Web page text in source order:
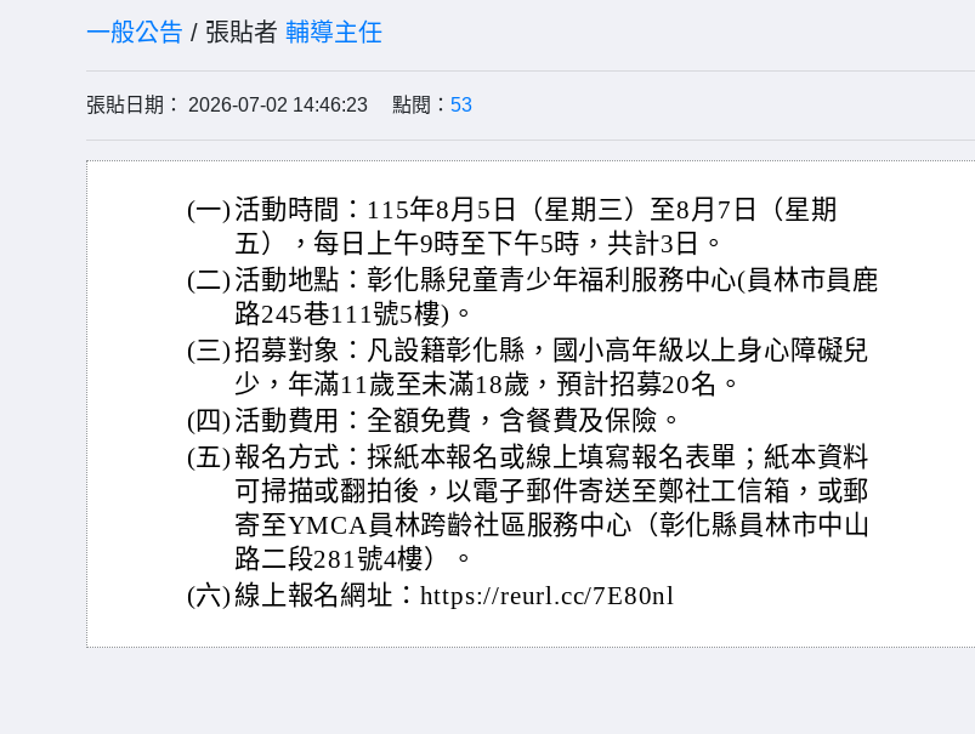
一般公告 / 張貼者 輔導主任
張貼日期： 2026-07-02 14:46:23 點閱： 53
(一) 活動時間：115年8月5日（星期三）至8月7日（星期
五），每日上午9時至下午5時，共計3日。
(二) 活動地點：彰化縣兒童青少年福利服務中心(員林市員鹿
路245巷111號5樓)。
(三)招募對象：凡設籍彰化縣，國小高年級以上身心障礙兒
少，年滿11歲至未滿18歲，預計招募20名。
(四) 活動費用：全額免費，含餐費及保險。
(五) 報名方式：採紙本報名或線上填寫報名表單；紙本資料
可掃描或翻拍後，以電子郵件寄送至鄭社工信箱，或郵
寄至YMCA員林跨齡社區服務中心（彰化縣員林市中山
路二段281號4樓）。
(六)線上報名網址：https://reurl.cc/7E80nl